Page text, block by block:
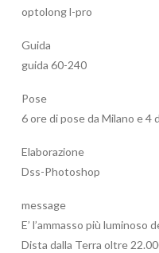
optolong l-pro
Guida
guida 60-240
Pose
6 ore di pose da Milano e 4
Elaborazione
Dss-Photoshop
message
E’ l’ammasso più
Dista dalla Terra oltre